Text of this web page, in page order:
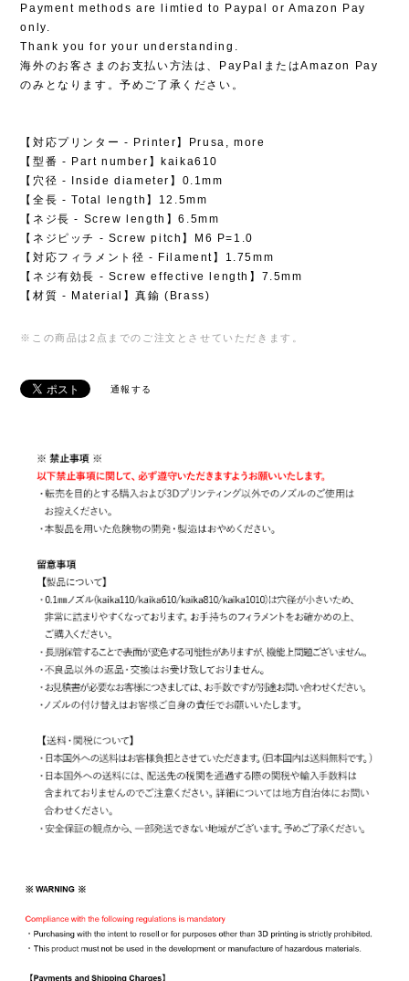
Payment methods are limtied to Paypal or Amazon Pay
only.
Thank you for your understanding.
海外のお客さまのお支払い方法は、PayPalまたはAmazon Pay
のみとなります。予めご了承ください。
【対応プリンター - Printer】Prusa, more
【型番 - Part number】kaika610
【穴径 - Inside diameter】0.1mm
【全長 - Total length】12.5mm
【ネジ長 - Screw length】6.5mm
【ネジピッチ - Screw pitch】M6 P=1.0
【対応フィラメント径 - Filament】1.75mm
【ネジ有効長 - Screw effective length】7.5mm
【材質 - Material】真鍮 (Brass)
※この商品は2点までのご注文とさせていただきます。
通報する